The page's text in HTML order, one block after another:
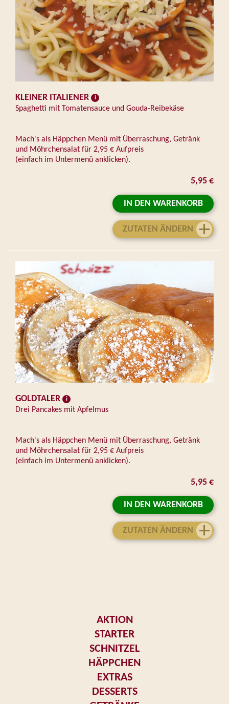
KLEINER ITALIENER
Spaghetti mit Tomatensauce und Gouda-Reibekäse
Mach's als Häppchen Menü mit Überraschung, Getränk
und Möhrchensalat für 2,95 € Aufpreis
(einfach im Untermenü anklicken).
5,95 €
IN DEN WARENKORB
ZUTATEN ÄNDERN
GOLDTALER
Drei Pancakes mit Apfelmus
Mach's als Häppchen Menü mit Überraschung, Getränk
und Möhrchensalat für 2,95 € Aufpreis
(einfach im Untermenü anklicken).
5,95 €
IN DEN WARENKORB
ZUTATEN ÄNDERN
AKTION
STARTER
SCHNITZEL
HÄPPCHEN
EXTRAS
DESSERTS